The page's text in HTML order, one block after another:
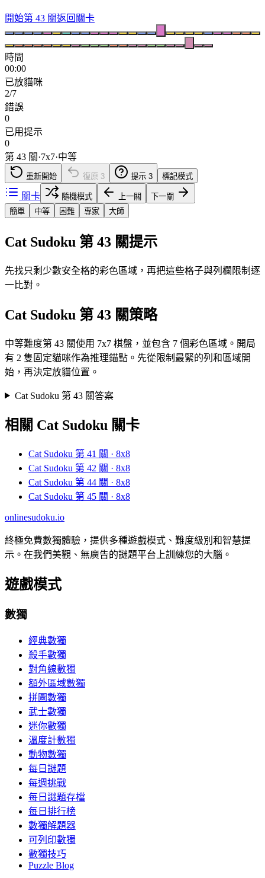
開始第 43 關返回關卡
時間
00:00
已放貓咪
2/7
錯誤
0
已用提示
0
第 43 關·7x7·中等
重新開始 復原 3 提示 3 標記模式
關卡 隨機模式 上一關
下一關
簡單
中等 困難 專家 大師
Cat Sudoku 第 43 關提示
先找只剩少數安全格的彩色區域，再把這些格子與列欄限制逐
一比對。
Cat Sudoku 第 43 關策略
中等難度第 43 關使用 7x7 棋盤，並包含 7 個彩色區域。開局
有 2 隻固定貓咪作為推理錨點。先從限制最緊的列和區域開
始，再決定放貓位置。
Cat Sudoku 第 43 關答案
相關 Cat Sudoku 關卡
Cat Sudoku 第 41 關 · 8x8
Cat Sudoku 第 42 關 · 8x8
Cat Sudoku 第 44 關 · 8x8
Cat Sudoku 第 45 關 · 8x8
onlinesudoku.io
終極免費數獨體驗，提供多種遊戲模式、難度級別和智慧提
示。在我們美觀、無廣告的謎題平台上訓練您的大腦。
遊戲模式
數獨
經典數獨
殺手數獨
對角線數獨
額外區域數獨
拼圖數獨
武士數獨
迷你數獨
溫度計數獨
動物數獨
每日謎題
每週挑戰
每日謎題存檔
每日排行榜
數獨解題器
可列印數獨
數獨技巧
Puzzle Blog